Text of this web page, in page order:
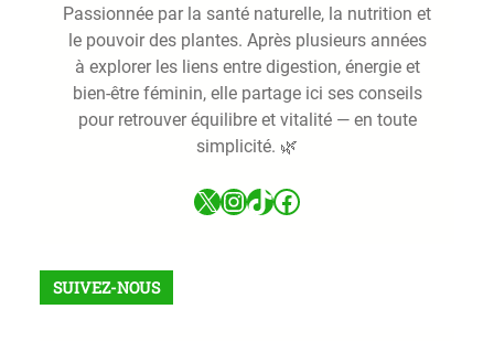
Passionnée par la santé naturelle, la nutrition et
le pouvoir des plantes. Après plusieurs années
à explorer les liens entre digestion, énergie et
bien-être féminin, elle partage ici ses conseils
pour retrouver équilibre et vitalité — en toute
simplicité. 🌿
X InstagramTikTok Facebook
SUIVEZ-NOUS